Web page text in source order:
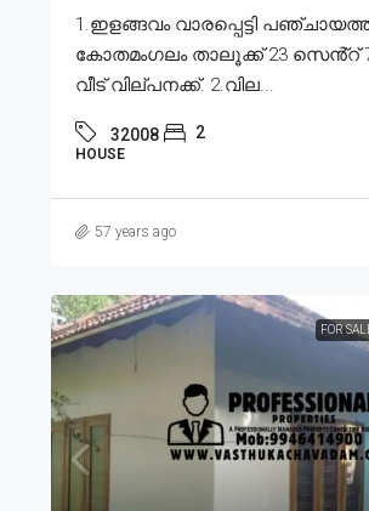
1.ഇളങ്ങവം വാരപ്പെട്ടി
കോതമംഗലം താലൂക്ക് 23 സെൻ്റ്
വീട് വില്പനക്ക്. 2.വില...
32008 2
HOUSE
57 years ago
FOR